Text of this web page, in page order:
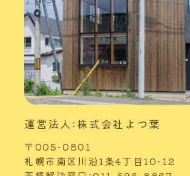
運営法人:株式会社よつ葉
〒005-0801
札幌市南区川沿1条4丁目10-12